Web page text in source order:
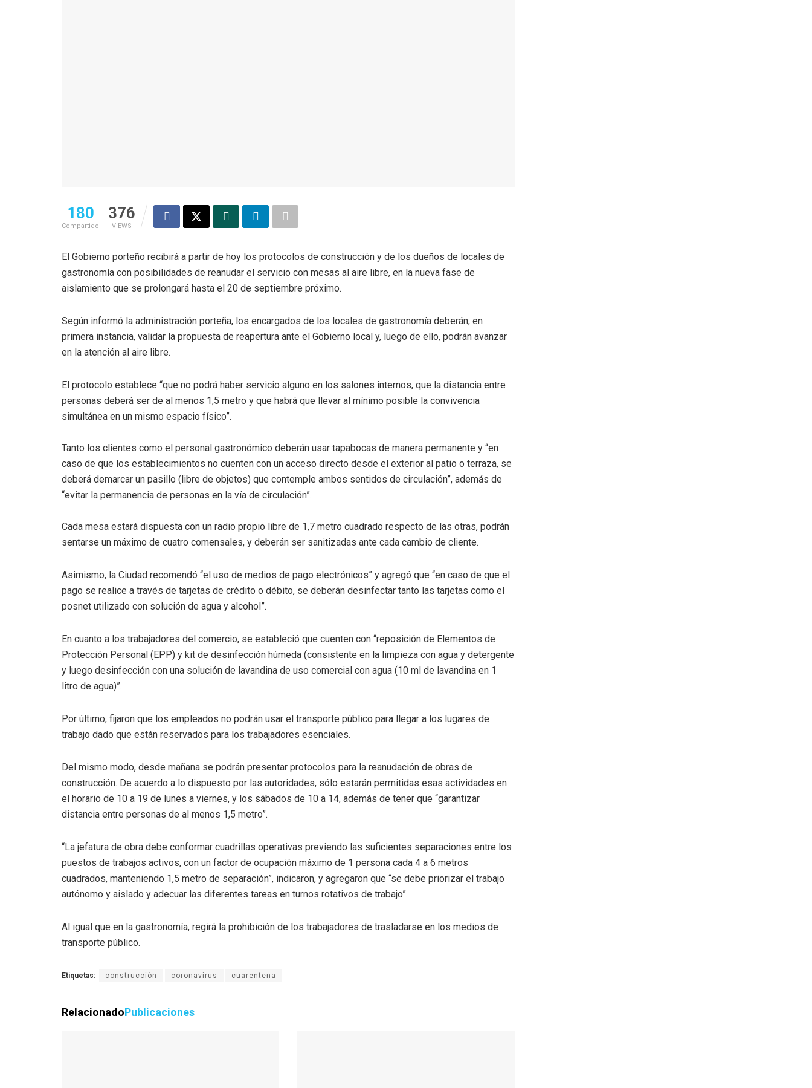
180
Compartido
376
VIEWS
El Gobierno porteño recibirá a partir de hoy los protocolos de construcción y de los dueños de locales de
gastronomía con posibilidades de reanudar el servicio con mesas al aire libre, en la nueva fase de
aislamiento que se prolongará hasta el 20 de septiembre próximo.
Según informó la administración porteña, los encargados de los locales de gastronomía deberán, en
primera instancia, validar la propuesta de reapertura ante el Gobierno local y, luego de ello, podrán avanzar
en la atención al aire libre.
El protocolo establece “que no podrá haber servicio alguno en los salones internos, que la distancia entre
personas deberá ser de al menos 1,5 metro y que habrá que llevar al mínimo posible la convivencia
simultánea en un mismo espacio físico”.
Tanto los clientes como el personal gastronómico deberán usar tapabocas de manera permanente y “en
caso de que los establecimientos no cuenten con un acceso directo desde el exterior al patio o terraza, se
deberá demarcar un pasillo (libre de objetos) que contemple ambos sentidos de circulación”, además de
“evitar la permanencia de personas en la vía de circulación”.
Cada mesa estará dispuesta con un radio propio libre de 1,7 metro cuadrado respecto de las otras, podrán
sentarse un máximo de cuatro comensales, y deberán ser sanitizadas ante cada cambio de cliente.
Asimismo, la Ciudad recomendó “el uso de medios de pago electrónicos” y agregó que “en caso de que el
pago se realice a través de tarjetas de crédito o débito, se deberán desinfectar tanto las tarjetas como el
posnet utilizado con solución de agua y alcohol”.
En cuanto a los trabajadores del comercio, se estableció que cuenten con “reposición de Elementos de
Protección Personal (EPP) y kit de desinfección húmeda (consistente en la limpieza con agua y detergente
y luego desinfección con una solución de lavandina de uso comercial con agua (10 ml de lavandina en 1
litro de agua)”.
Por último, fijaron que los empleados no podrán usar el transporte público para llegar a los lugares de
trabajo dado que están reservados para los trabajadores esenciales.
Del mismo modo, desde mañana se podrán presentar protocolos para la reanudación de obras de
construcción. De acuerdo a lo dispuesto por las autoridades, sólo estarán permitidas esas actividades en
el horario de 10 a 19 de lunes a viernes, y los sábados de 10 a 14, además de tener que “garantizar
distancia entre personas de al menos 1,5 metro”.
“La jefatura de obra debe conformar cuadrillas operativas previendo las suficientes separaciones entre los
puestos de trabajos activos, con un factor de ocupación máximo de 1 persona cada 4 a 6 metros
cuadrados, manteniendo 1,5 metro de separación”, indicaron, y agregaron que “se debe priorizar el trabajo
autónomo y aislado y adecuar las diferentes tareas en turnos rotativos de trabajo”.
Al igual que en la gastronomía, regirá la prohibición de los trabajadores de trasladarse en los medios de
transporte público.
Etiquetas: construcción coronavirus cuarentena
RelacionadoPublicaciones